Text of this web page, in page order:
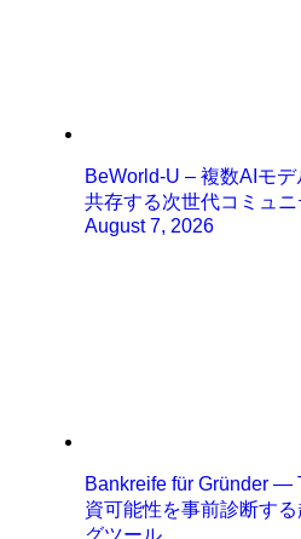
BeWorld-U – 複数AIモ
共存する次世代コミュニ
August 7, 2026
Bankreife für Gründer —
資可能性を事前診断す